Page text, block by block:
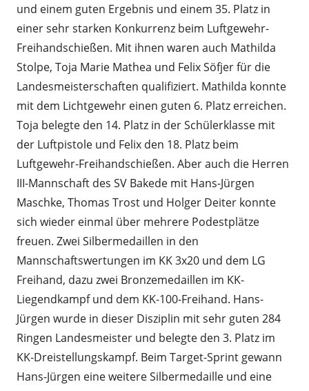
und einem guten Ergebnis und einem 35. Platz in
einer sehr starken Konkurrenz beim Luftgewehr-
Freihandschießen. Mit ihnen waren auch Mathilda
Stolpe, Toja Marie Mathea und Felix Söfjer für die
Landesmeisterschaften qualifiziert. Mathilda konnte
mit dem Lichtgewehr einen guten 6. Platz erreichen.
Toja belegte den 14. Platz in der Schülerklasse mit
der Luftpistole und Felix den 18. Platz beim
Luftgewehr-Freihandschießen. Aber auch die Herren
III-Mannschaft des SV Bakede mit Hans-Jürgen
Maschke, Thomas Trost und Holger Deiter konnte
sich wieder einmal über mehrere Podestplätze
freuen. Zwei Silbermedaillen in den
Mannschaftswertungen im KK 3x20 und dem LG
Freihand, dazu zwei Bronzemedaillen im KK-
Liegendkampf und dem KK-100-Freihand. Hans-
Jürgen wurde in dieser Disziplin mit sehr guten 284
Ringen Landesmeister und belegte den 3. Platz im
KK-Dreistellungskampf. Beim Target-Sprint gewann
Hans-Jürgen eine weitere Silbermedaille und eine